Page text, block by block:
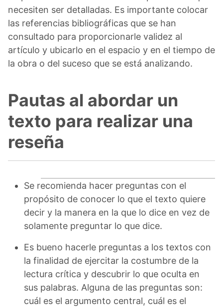
necesiten ser detalladas. Es importante colocar
las referencias bibliográficas que se han
consultado para proporcionarle validez al
artículo y ubicarlo en el espacio y en el tiempo de
la obra o del suceso que se está analizando.
Pautas al abordar un
texto para realizar una
reseña
Se recomienda hacer preguntas con el
propósito de conocer lo que el texto quiere
decir y la manera en la que lo dice en vez de
solamente preguntar lo que dice.
Es bueno hacerle preguntas a los textos con
la finalidad de ejercitar la costumbre de la
lectura crítica y descubrir lo que oculta en
sus palabras. Alguna de las preguntas son:
cuál es el argumento central, cuál es el